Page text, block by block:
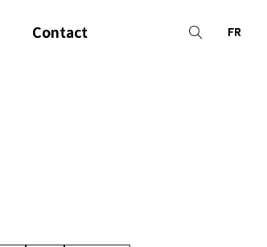
Contact FR